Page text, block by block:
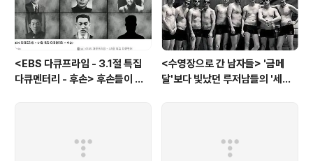
<EBS 다큐프라임 - 3.1절 특집
다큐멘터리 - 후손> 후손들이 말
<수영장으로 간 남자들> '금메
달'보다 빛났던 루저남들의 '세라